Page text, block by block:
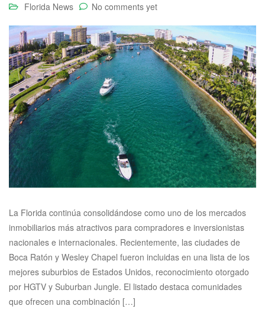
Florida News No comments yet
La Florida continúa consolidándose como uno de los mercados
inmobiliarios más atractivos para compradores e inversionistas
nacionales e internacionales. Recientemente, las ciudades de
Boca Ratón y Wesley Chapel fueron incluidas en una lista de los
mejores suburbios de Estados Unidos, reconocimiento otorgado
por HGTV y Suburban Jungle. El listado destaca comunidades
que ofrecen una combinación […]